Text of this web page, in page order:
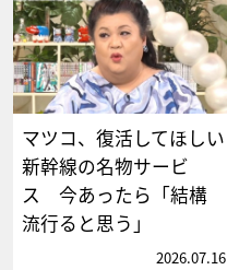
マツコ、復活してほしい
新幹線の名物サービ
ス 今あったら「結構
流行ると思う」
2026.07.16